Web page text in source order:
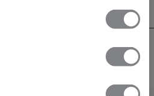
für den perfekten Sitz. 20 cm Schrittlänge.
92% recyceltes Nylon, 8% Elastan.